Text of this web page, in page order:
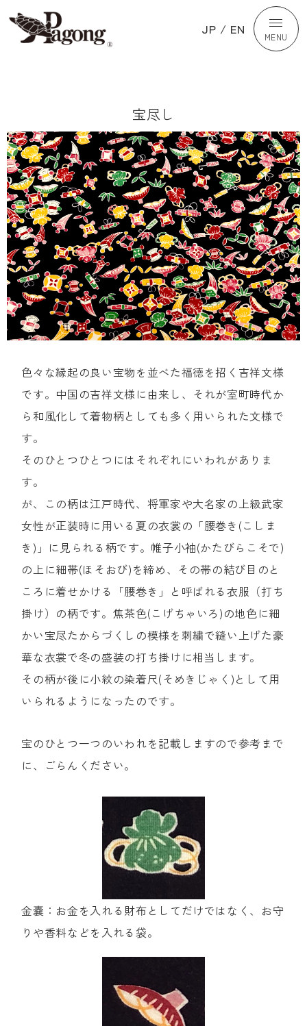
JP / EN MENU
宝尽し
色々な縁起の良い宝物を並べた福徳を招く吉祥文様
です。中国の吉祥文様に由来し、それが室町時代か
ら和風化して着物柄としても多く用いられた文様で
す。
そのひとつひとつにはそれぞれにいわれがありま
す。
が、この柄は江戸時代、将軍家や大名家の上級武家
女性が正装時に用いる夏の衣裳の「腰巻き(こしま
き)」に見られる柄です。帷子小袖(かたびらこそで)
の上に細帯(ほそおび)を締め、その帯の結び目のと
ころに着せかける「腰巻き」と呼ばれる衣服（打ち
掛け）の柄です。焦茶色(こげちゃいろ)の地色に細
かい宝尽たからづくしの模様を刺繍で縫い上げた豪
華な衣裳で冬の盛装の打ち掛けに相当します。
その柄が後に小紋の染着尺(そめきじゃく)として用
いられるようになったのです。
宝のひとつ一つのいわれを記載しますので参考まで
に、ごらんください。
金嚢：お金を入れる財布としてだけではなく、お守
りや香料などを入れる袋。